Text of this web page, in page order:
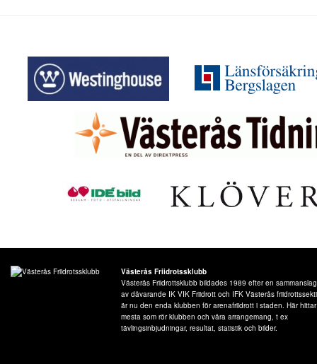
Västerås Friidrotssklubb
Västerås Friidrottsklubb bildades 1989 efter en
av dåvarande IK VIK Friidrott och IFK Västerås
är nu den enda klubben för arenafriidrott i staden. Här
mesta som rör klubben och våra arrangemang, t ex
tävlingsinbjudningar, resultat, statistik och bilder.